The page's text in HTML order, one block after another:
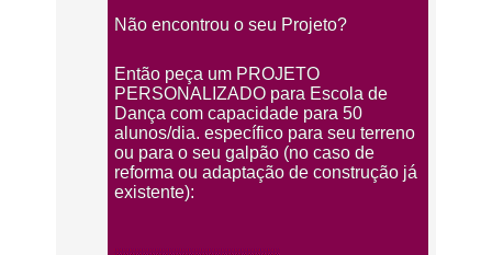
Não encontrou o seu Projeto?
Então peça um PROJETO
PERSONALIZADO para Escola de
Dança com capacidade para 50
alunos/dia. específico para seu terreno
ou para o seu galpão (no caso de
reforma ou adaptação de construção já
existente):